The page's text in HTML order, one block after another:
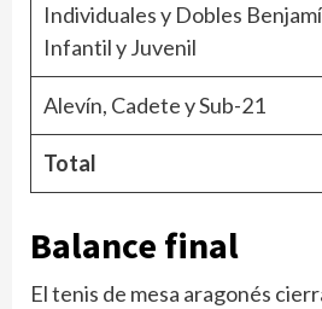
Individuales y Dobles
Infantil y Juvenil
Alevín, Cadete y Sub-21
Total
Balance final
El tenis de mesa aragonés